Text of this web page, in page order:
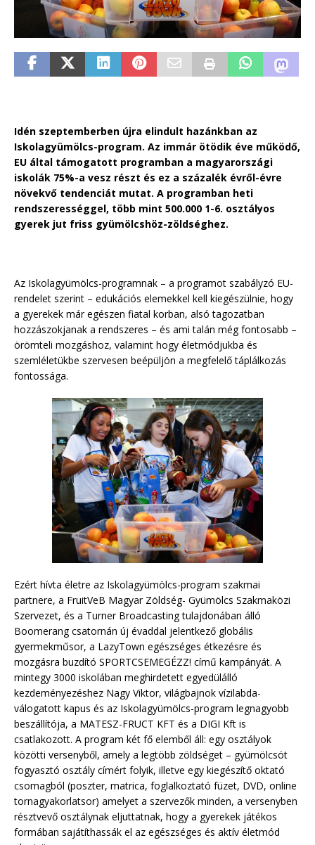
Idén szeptemberben újra elindult hazánkban az
Iskolagyümölcs-program. Az immár ötödik éve működő,
EU által támogatott programban a magyarországi
iskolák 75%-a vesz részt és ez a százalék évről-évre
növekvő tendenciát mutat. A programban heti
rendszerességgel, több mint 500.000 1-6. osztályos
gyerek jut friss gyümölcshöz-zöldséghez.
Az Iskolagyümölcs-programnak – a programot szabályzó EU-
rendelet szerint – edukációs elemekkel kell kiegészülnie, hogy
a gyerekek már egészen fiatal korban, alsó tagozatban
hozzászokjanak a rendszeres – és ami talán még fontosabb –
örömteli mozgáshoz, valamint hogy életmódjukba és
szemléletükbe szervesen beépüljön a megfelelő táplálkozás
fontossága.
Ezért hívta életre az Iskolagyümölcs-program szakmai
partnere, a FruitVeB Magyar Zöldség- Gyümölcs Szakmaközi
Szervezet, és a Turner Broadcasting tulajdonában álló
Boomerang csatornán új évaddal jelentkező globális
gyermekműsor, a LazyTown egészséges étkezésre és
mozgásra buzdító SPORTCSEMEGÉZZ! című kampányát. A
mintegy 3000 iskolában meghirdetett egyedülálló
kezdeményezéshez Nagy Viktor, világbajnok vízilabda-
válogatott kapus és az Iskolagyümölcs-program legnagyobb
beszállítója, a MATESZ-FRUCT KFT és a DIGI Kft is
csatlakozott. A program két fő elemből áll: egy osztályok
közötti versenyből, amely a legtöbb zöldséget – gyümölcsöt
fogyasztó osztály címért folyik, illetve egy kiegészítő oktató
csomagból (poszter, matrica, foglalkoztató füzet, DVD, online
tornagyakorlatsor) amelyet a szervezők minden, a versenyben
résztvevő osztálynak eljuttatnak, hogy a gyerekek játékos
formában sajátíthassák el az egészséges és aktív életmód